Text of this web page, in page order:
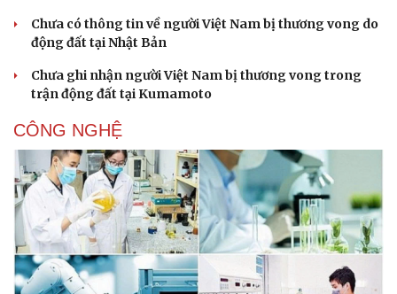
Chưa có thông tin về người Việt Nam bị thương vong do
động đất tại Nhật Bản
Chưa ghi nhận người Việt Nam bị thương vong trong
trận động đất tại Kumamoto
CÔNG NGHỆ